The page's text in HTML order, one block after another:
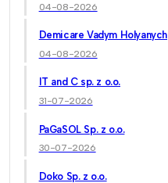
04-08-2026
Demicare Vadym Holyanych
04-08-2026
IT and C sp. z o.o.
31-07-2026
PaGaSOL Sp. z o.o.
30-07-2026
Doko Sp. z o.o.